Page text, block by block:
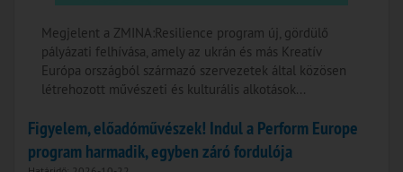
Megjelent a ZMINA:Resilience program új, gördülő
pályázati felhívása, amely az ukrán és más Kreatív
Európa országból származó szervezetek által közösen
létrehozott művészeti és kulturális alkotások...
Figyelem, előadóművészek! Indul a Perform Europe
program harmadik, egyben záró fordulója